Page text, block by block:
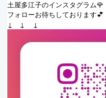
土屋多江子のインスタグラム🌹
フォローお待ちしております💕
↓　↓    ↓